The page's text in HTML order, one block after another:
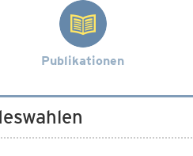
Publikationen